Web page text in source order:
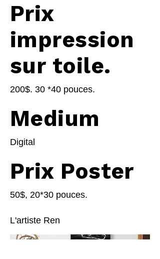
Prix
impression
sur toile.
200$. 30 *40 pouces.
Medium
Digital
Prix Poster
50$, 20*30 pouces.
L'artiste Ren